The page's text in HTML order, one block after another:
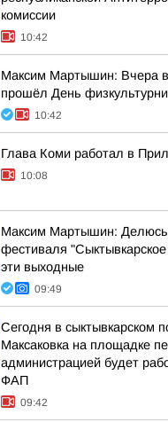
комиссии
10:42
Максим Мартышин: Вчера
прошёл День
10:42
Глава Коми работал в
10:08
Максим Мартышин:
фестиваля
эти выходные
09:49
Сегодня в сыктывкарском
Максаковка на площадке
администрацией будет
ФАП
09:42